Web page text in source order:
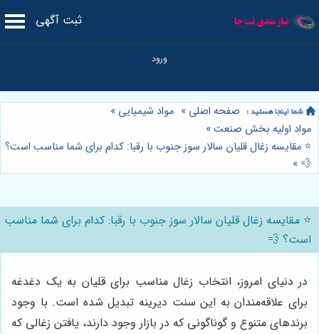
ثبت آگهی
صفحه اصلی » مواد شیمیایی »
مواد اولیه بخش صنعت»
⭐️ مقایسه زغال قلیان سالار سوز جنوب با رقبا: کدام برای شما مناسب است؟
💨
»
⭐️ مقایسه زغال قلیان سالار سوز جنوب با رقبا: کدام برای شما مناسب
است؟ 💨
در دنیای امروز، انتخاب زغال مناسب برای قلیان به یک دغدغه
برای علاقه‌مندان به این سنت دیرینه تبدیل شده است. با وجود
برندهای متنوع و گوناگونی که در بازار وجود دارند، یافتن زغالی که